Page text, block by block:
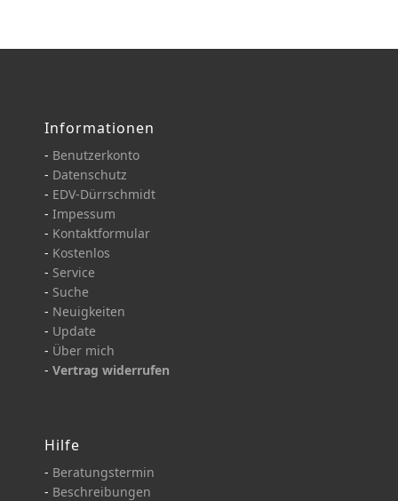
Informationen
- Benutzerkonto
- Datenschutz
- EDV-Dürrschmidt
- Impessum
- Kontaktformular
- Kostenlos
- Service
- Suche
- Neuigkeiten
- Update
- Über mich
- Vertrag widerrufen
Hilfe
- Beratungstermin
- Beschreibungen